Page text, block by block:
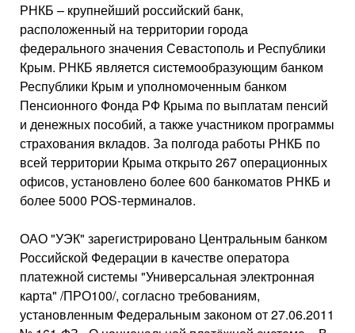
РНКБ – крупнейший российский банк,
расположенный на территории города
федерального значения Севастополь и Республики
Крым. РНКБ является системообразующим банком
Республики Крым и уполномоченным банком
Пенсионного Фонда РФ Крыма по выплатам пенсий
и денежных пособий, а также участником программы
страхования вкладов. За полгода работы РНКБ по
всей территории Крыма открыто 267 операционных
офисов, установлено более 600 банкоматов РНКБ и
более 5000 POS-терминалов.
ОАО "УЭК" зарегистрировано Центральным банком
Российской Федерации в качестве оператора
платежной системы "Универсальная электронная
карта" /ПРО100/, согласно требованиям,
установленным Федеральным законом от 27.06.2011